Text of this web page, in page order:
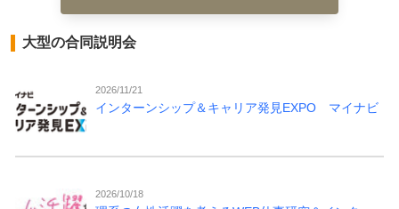
大型の合同説明会
2026/11/21
インターンシップ＆キャリア発見EXPO マイナビ
2026/10/18